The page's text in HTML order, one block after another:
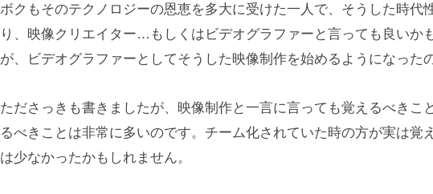
ボクもそのテクノロジーの恩恵を多大に受けた一人で、そうした時代
り、映像クリエイター…もしくはビデオグラファーと言っても良いか
が、ビデオグラファーとしてそうした映像制作を始めるようになった
たださっきも書きましたが、映像制作と一言に言っても覚えるべきこ
るべきことは非常に多いのです。チーム化されていた時の方が実は覚
は少なかったかもしれません。